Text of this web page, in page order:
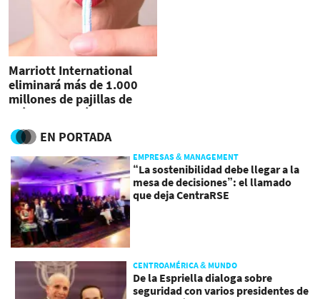
Marriott International
eliminará más de 1.000
millones de pajillas de
plástico en más de 6,500
hoteles
EN PORTADA
EMPRESAS & MANAGEMENT
“La sostenibilidad debe llegar a la
mesa de decisiones”: el llamado
que deja CentraRSE
CENTROAMÉRICA & MUNDO
De la Espriella dialoga sobre
seguridad con varios presidentes de